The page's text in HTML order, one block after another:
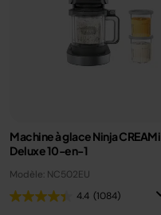
Machine à glace Ninja CREAMi
Deluxe 10-en-1
Modèle: NC502EU
4.4 (1084)